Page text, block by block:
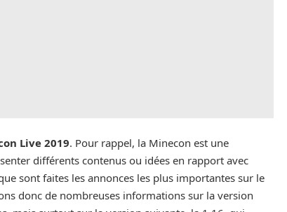
Live 2019. Pour rappel, la Minecon est une
différents contenus ou idées en rapport avec
sont faites les annonces les plus importantes sur le
donc de nombreuses informations sur la version